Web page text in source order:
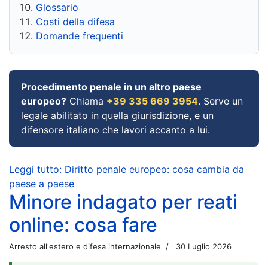
Glossario
Costi della difesa
Domande frequenti
Procedimento penale in un altro paese
europeo? Chiama +39 335 669 3954. Serve un
legale abilitato in quella giurisdizione, e un
difensore italiano che lavori accanto a lui.
Leggi tutto: Diritto penale europeo: cosa cambia da
paese a paese
Minore indagato per reati
online: cosa fare
Arresto all'estero e difesa internazionale 30 Luglio 2026